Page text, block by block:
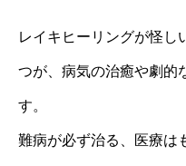
レイキヒーリングが怪し
つが、病気の治癒や劇的
す。
難病が必ず治る、医療は